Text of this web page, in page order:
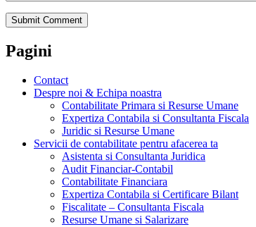
Pagini
Contact
Despre noi & Echipa noastra
Contabilitate Primara si Resurse Umane
Expertiza Contabila si Consultanta Fiscala
Juridic si Resurse Umane
Servicii de contabilitate pentru afacerea ta
Asistenta si Consultanta Juridica
Audit Financiar-Contabil
Contabilitate Financiara
Expertiza Contabila si Certificare Bilant
Fiscalitate – Consultanta Fiscala
Resurse Umane si Salarizare